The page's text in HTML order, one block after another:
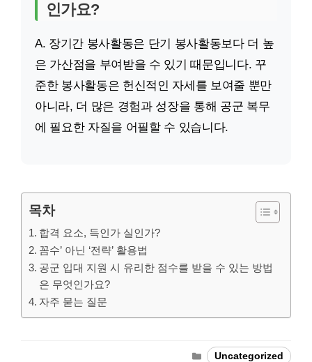
인가요?
A. 장기간 봉사활동은 단기 봉사활동보다 더 높
은 가산점을 부여받을 수 있기 때문입니다. 꾸
준한 봉사활동은 헌신적인 자세를 보여줄 뿐만
아니라, 더 많은 경험과 성장을 통해 공군 복무
에 필요한 자질을 어필할 수 있습니다.
목차
합격 요소, 득인가 실인가?
꼼수’ 아닌 ‘전략’ 활용법
공군 입대 지원 시 유리한 점수를 받을 수 있는 방법
은 무엇인가요?
자주 묻는 질문
Categories
Uncategorized